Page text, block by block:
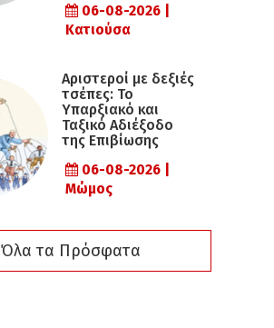
06-08-2026 |
Κατιούσα
Αριστεροί με δεξιές
τσέπες: Το
Υπαρξιακό και
Ταξικό Αδιέξοδο
της Επιβίωσης
06-08-2026 |
Μώμος
Όλα τα Πρόσφατα